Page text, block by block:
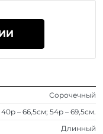
Сорочечный
40р – 66,5см; 54р – 69,5см.
Длинный